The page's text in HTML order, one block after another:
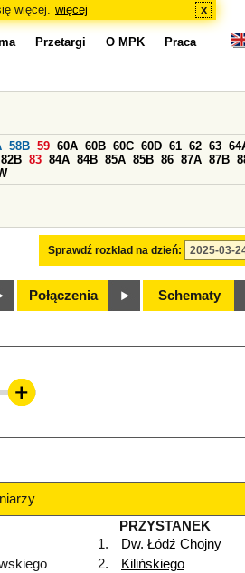
więcej. więcej x
Przetargi O MPK Praca
Sprawdź rozkład na dzień:
58B 59 60A 60B 60C 60D 61 62 63
82B 83 84A 84B 85A 85B 86 87A 87B
Połączenia Schematy
PRZYSTANEK
1.
Dw. Łódź Chojny
2. Kilińskiego